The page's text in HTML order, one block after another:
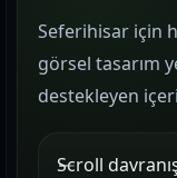
Seferihisar için
görsel tasarım
destekleyen
Scroll